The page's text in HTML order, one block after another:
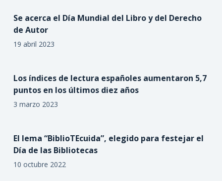
Se acerca el Día Mundial del Libro y del Derecho
de Autor
19 abril 2023
Los índices de lectura españoles aumentaron 5,7
puntos en los últimos diez años
3 marzo 2023
El lema “BiblioTEcuida”, elegido para festejar el
Día de las Bibliotecas
10 octubre 2022